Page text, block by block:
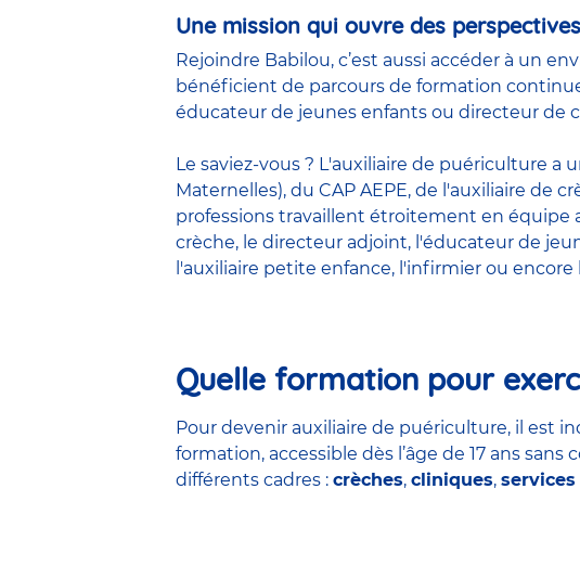
Une mission qui ouvre des perspectives
Rejoindre Babilou, c’est aussi accéder à un
bénéficient de parcours de formation
éducateur de jeunes enfants ou directeur de
Le saviez-vous ? L'auxiliaire de puériculture a
Maternelles), du CAP AEPE, de l'auxiliaire de
professions travaillent étroitement en équipe
crèche, le directeur adjoint, l'éducateur de
l'auxiliaire petite enfance, l'infirmier ou encore
Quelle formation pour
Pour devenir auxiliaire de puériculture, il est
formation, accessible dès l’âge de 17 ans
différents cadres : crèches, cliniques,